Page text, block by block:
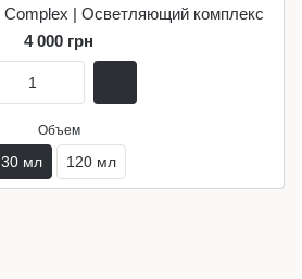
Brightening Renewal Complex | Осветляющий комплекс
4 000 грн
Объем
30 мл 120 мл